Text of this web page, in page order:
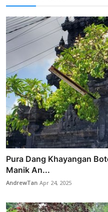
Pura Dang Khayangan
Manik An...
AndrewTanApr 24, 2025